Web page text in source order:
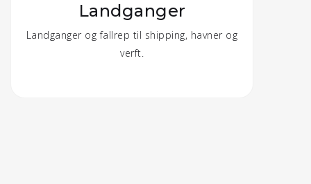
Landganger
Landganger og fallrep til shipping, havner og
verft.